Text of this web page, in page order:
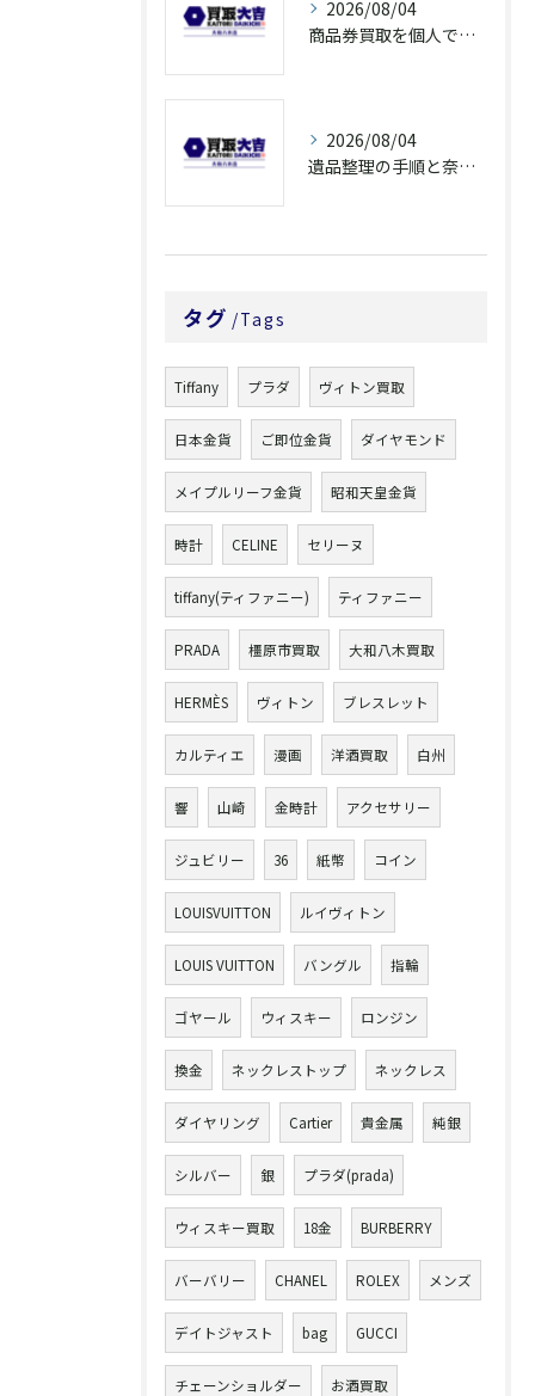
2026/08/04
商品券買取を個人で利用する際の奈良県橿原市で知っておきたい高換金ポイント
2026/08/04
遺品整理の手順と奈良県橿原市で無駄なく片付ける方法とごみ処分ポイント
タグ Tags
Tiffany プラダ ヴィトン買取
日本金貨 ご即位金貨 ダイヤモンド
メイプルリーフ金貨 昭和天皇金貨
時計 CELINE セリーヌ
tiffany(ティファニー) ティファニー
PRADA 橿原市買取 大和八木買取
HERMÈS ヴィトン ブレスレット
カルティエ 漫画 洋酒買取 白州
響 山崎 金時計 アクセサリー
ジュビリー 36 紙幣 コイン
LOUISVUITTON ルイヴィトン
LOUIS VUITTON バングル 指輪
ゴヤール ウィスキー ロンジン
換金 ネックレストップ ネックレス
ダイヤリング Cartier 貴金属 純銀
シルバー 銀 プラダ(prada)
ウィスキー買取 18金 BURBERRY
バーバリー CHANEL ROLEX メンズ
デイトジャスト bag GUCCI
チェーンショルダー お酒買取